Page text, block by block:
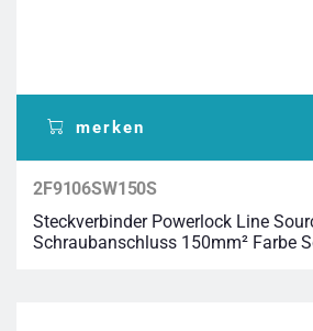
merken
2F9106SW150S
Steckverbinder Powerlock Line
Schraubanschluss 150mm² Farbe